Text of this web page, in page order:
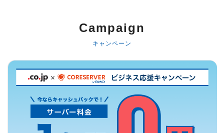
Campaign
キャンペーン